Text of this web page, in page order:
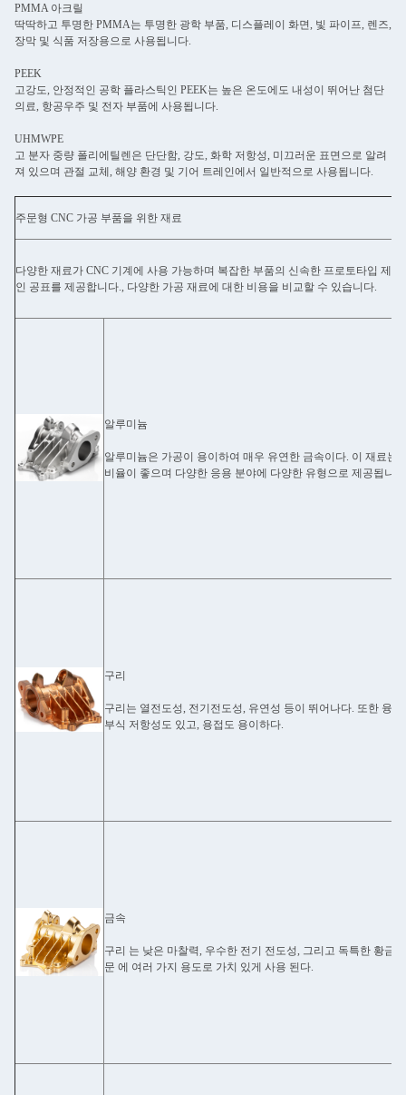
PMMA 아크릴
딱딱하고 투명한 PMMA는 투명한 광학 부품, 디스플레이 화면, 빛 파이프, 렌즈,
장막 및 식품 저장용으로 사용됩니다.
PEEK
고강도, 안정적인 공학 플라스틱인 PEEK는 높은 온도에도 내성이 뛰어난 첨단
의료, 항공우주 및 전자 부품에 사용됩니다.
UHMWPE
고 분자 중량 폴리에틸렌은 단단함, 강도, 화학 저항성, 미끄러운 표면으로 알려
져 있으며 관절 교체, 해양 환경 및 기어 트레인에서 일반적으로 사용됩니다.
주문형 CNC 가공 부품을 위한 재료
다양한 재료가 CNC 기계에 사용 가능하며 복잡한 부품의 신속한 프로토타입 제
인 공표를 제공합니다., 다양한 가공 재료에 대한 비용을 비교할 수 있습니다.
알루미늄
알루미늄은 가공이 용이하여 매우 유연한 금속이다. 이 재료는
비율이 좋으며 다양한 응용 분야에 다양한 유형으로 제공됩니
구리
구리는 열전도성, 전기전도성, 유연성 등이 뛰어나다. 또한 융
부식 저항성도 있고, 용접도 용이하다.
금속
구리 는 낮은 마찰력, 우수한 전기 전도성, 그리고 독특한 황금
문 에 여러 가지 용도로 가치 있게 사용 된다.